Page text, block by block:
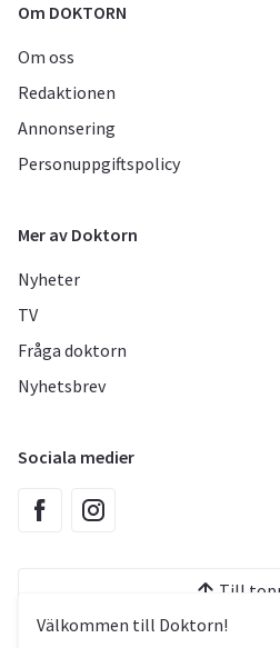
Välkommen till Doktorn!
Om DOKTORN
Om oss
Redaktionen
Annonsering
Personuppgiftspolicy
Mer av Doktorn
Nyheter
TV
Fråga doktorn
Nyhetsbrev
Sociala medier
Till